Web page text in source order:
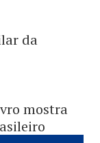
da
mostra